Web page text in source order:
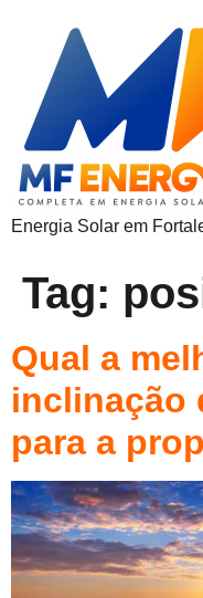
Energia Solar em
Tag:
Qual a
inclinação
para a